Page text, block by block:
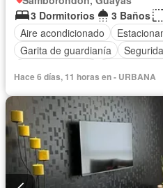
3 Dormitorios
3 Baños
Aire acondicionado
Garita de guardianía
Hace 6 días, 11 horas en - URBANA